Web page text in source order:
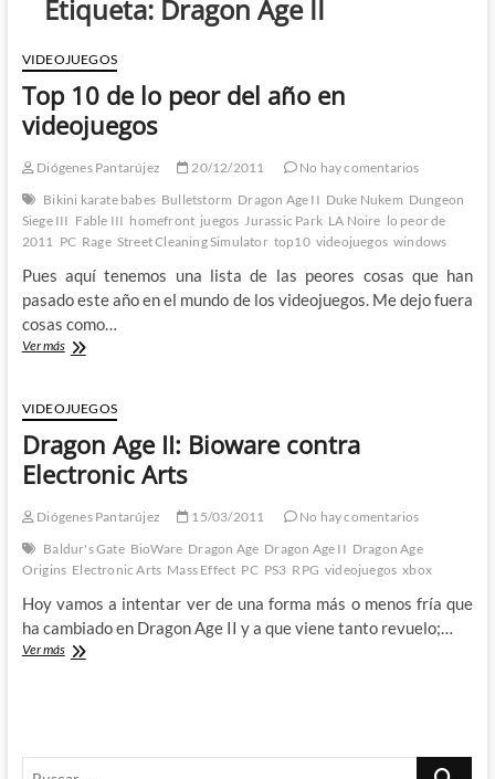
Etiqueta: Dragon Age II
VIDEOJUEGOS
Top 10 de lo peor del año en
videojuegos
Diógenes Pantarújez 20/12/2011
No hay comentarios
Bikini karate babes Bulletstorm Dragon Age II Duke Nukem Dungeon
Siege III Fable III homefront juegos Jurassic Park LA Noire lo peor de
2011 PC Rage Street Cleaning Simulator top10 videojuegos windows
Pues aquí tenemos una lista de las peores cosas que han
pasado este año en el mundo de los videojuegos. Me dejo fuera
cosas como…
Ver másTop
lo
peor
del
año
en
VIDEOJUEGOS
Dragon Age II: Bioware contra
Electronic Arts
Diógenes Pantarújez 15/03/2011
No hay comentarios
Baldur's Gate BioWare Dragon Age Dragon Age II Dragon Age
Origins Electronic Arts Mass Effect PC PS3 RPG videojuegos xbox
Hoy vamos a intentar ver de una forma más o menos fría que
ha cambiado en Dragon Age II y a que viene tanto revuelo;…
Ver másDragon
Buscar